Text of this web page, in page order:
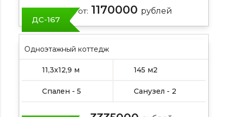
Цена от: 1170000 рублей
ДС-167
Одноэтажный коттедж
11,3х12,9 м 145 м2
Спален - 5 Санузел - 2